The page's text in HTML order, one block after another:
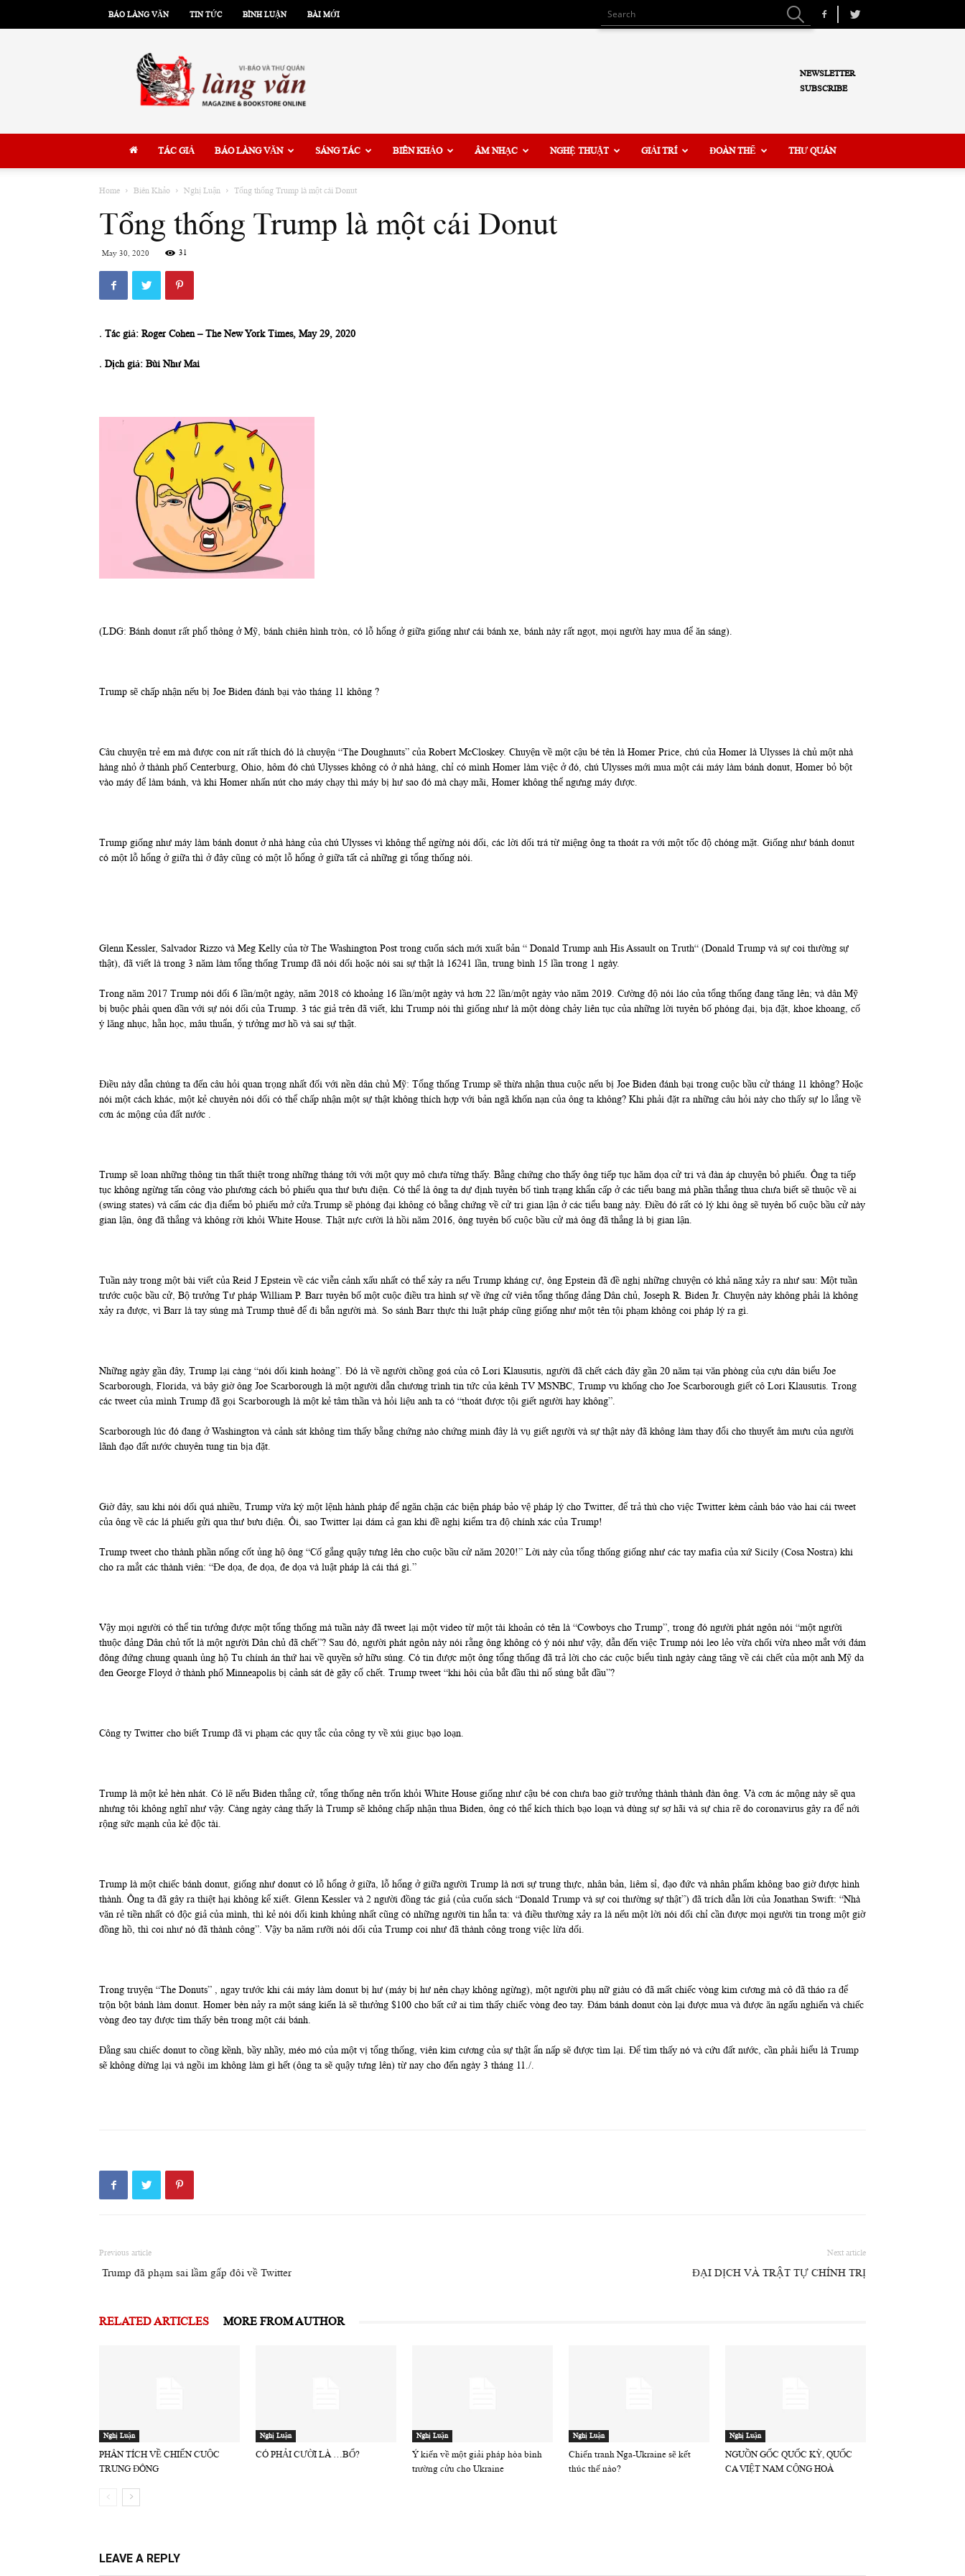
BÁO LÀNG VĂN TIN TỨC BÌNH LUẬN BÀI MỚI
Văn
NEWSLETTER
SUBSCRIBE
TÁC GIẢ BÁO LÀNG VĂN SÁNG TÁC BIÊN KHẢO ÂM NHẠC NGHỆ THUẬT GIẢI TRÍ ĐOÀN THỂ THƯ QUÁN
Home Biên Khảo Nghị Luận Tổng thống Trump là một cái Donut
Tổng thống Trump là một cái Donut
May 30, 2020 31
. Tác giả: Roger Cohen – The New York Times, May 29, 2020
. Dịch giả: Bùi Như Mai
(LDG: Bánh donut rất phổ thông ở Mỹ, bánh chiên hình tròn, có lỗ hổng ở giữa giống như cái bánh xe, bánh này rất ngọt, mọi người hay mua để ăn sáng).
Trump sẽ chấp nhận nếu bị Joe Biden đánh bại vào tháng 11 không ?
Câu chuyện trẻ em mà được con nít rất thích đó là chuyện “The Doughnuts” của Robert McCloskey. Chuyện về một cậu bé tên là Homer Price, chú của Homer là Ulysses là chủ một nhà
hàng nhỏ ở thành phố Centerburg, Ohio, hôm đó chú Ulysses không có ở nhà hàng, chỉ có mình Homer làm việc ở đó, chú Ulysses mới mua một cái máy làm bánh donut, Homer bỏ bột
vào máy để làm bánh, và khi Homer nhấn nút cho máy chạy thì máy bị hư sao đó mà chạy mãi, Homer không thể ngưng máy được.
Trump giống như máy làm bánh donut ở nhà hàng của chú Ulysses vì không thể ngừng nói dối, các lời dối trá từ miệng ông ta thoát ra với một tốc độ chóng mặt. Giống như bánh donut
có một lỗ hổng ở giữa thì ở đây cũng có một lỗ hổng ở giữa tất cả những gì tổng thống nói.
Glenn Kessler, Salvador Rizzo và Meg Kelly của tờ The Washington Post trong cuốn sách mới xuất bản “ Donald Trump anh His Assault on Truth“ (Donald Trump và sự coi thường sự
thật), đã viết là trong 3 năm làm tổng thống Trump đã nói dối hoặc nói sai sự thật là 16241 lần, trung bình 15 lần trong 1 ngày.
Trong năm 2017 Trump nói dối 6 lần/một ngày, năm 2018 có khoảng 16 lần/một ngày và hơn 22 lần/một ngày vào năm 2019. Cường độ nói láo của tổng thống đang tăng lên; và dân Mỹ
bị buộc phải quen dần với sự nói dối của Trump. 3 tác giả trên đã viết, khi Trump nói thì giống như là một dòng chảy liên tục của những lời tuyên bố phóng đại, bịa đặt, khoe khoang, cố
ý lăng nhục, hằn học, mâu thuẩn, ý tưởng mơ hồ và sai sự thật.
Điều này dẫn chúng ta đến câu hỏi quan trọng nhất đối với nền dân chủ Mỹ: Tổng thống Trump sẽ thừa nhận thua cuộc nếu bị Joe Biden đánh bại trong cuộc bầu cử tháng 11 không? Hoặc
nói một cách khác, một kẻ chuyên nói dối có thể chấp nhận một sự thật không thích hợp với bản ngã khốn nạn của ông ta không? Khi phải đặt ra những câu hỏi này cho thấy sự lo lắng về
cơn ác mộng của đất nước .
Trump sẽ loan những thông tin thất thiệt trong những tháng tới với một quy mô chưa từng thấy. Bằng chứng cho thấy ông tiếp tục hăm dọa cử tri và đàn áp chuyện bỏ phiếu. Ông ta tiếp
tục không ngừng tấn công vào phương cách bỏ phiếu qua thư bưu điện. Có thể là ông ta dự định tuyên bố tình trạng khẩn cấp ở các tiểu bang mà phần thắng thua chưa biết sẽ thuộc về ai
(swing states) và cấm các địa điểm bỏ phiếu mở cửa.Trump sẽ phóng đại không có bằng chứng về cử tri gian lận ở các tiểu bang này. Điều đó rất có lý khi ông sẽ tuyên bố cuộc bầu cử này
gian lận, ông đã thắng và không rời khỏi White House. Thật nực cười là hồi năm 2016, ông tuyên bố cuộc bầu cử mà ông đã thắng là bị gian lận.
Tuần này trong một bài viết của Reid J Epstein về các viễn cảnh xấu nhất có thể xảy ra nếu Trump kháng cự, ông Epstein đã đề nghị những chuyện có khả năng xảy ra như sau: Một tuần
trước cuộc bầu cử, Bộ trưởng Tư pháp William P. Barr tuyên bố một cuộc điều tra hình sự về ứng cử viên tổng thống đảng Dân chủ, Joseph R. Biden Jr. Chuyện này không phải là không
xảy ra được, vì Barr là tay súng mà Trump thuê để đi bắn người mà. So sánh Barr thực thi luật pháp cũng giống như một tên tội phạm không coi pháp lý ra gì.
Những ngày gần đây, Trump lại càng “nói dối kinh hoàng”. Đó là về người chồng goá của cô Lori Klausutis, người đã chết cách đây gần 20 năm tại văn phòng của cựu dân biểu Joe
Scarborough, Florida, và bây giờ ông Joe Scarborough là một người dẫn chương trình tin tức của kênh TV MSNBC, Trump vu khống cho Joe Scarborough giết cô Lori Klausutis. Trong
các tweet của mình Trump đã gọi Scarborough là một kẻ tâm thần và hỏi liệu anh ta có “thoát được tội giết người hay không”.
Scarborough lúc đó đang ở Washington và cảnh sát không tìm thấy bằng chứng nào chứng minh đây là vụ giết người và sự thật này đã không làm thay đổi cho thuyết âm mưu của người
lãnh đạo đất nước chuyên tung tin bịa đặt.
Giờ đây, sau khi nói dối quá nhiều, Trump vừa ký một lệnh hành pháp để ngăn chặn các biện pháp bảo vệ pháp lý cho Twitter, để trả thù cho việc Twitter kèm cảnh báo vào hai cái tweet
của ông về các lá phiếu gửi qua thư bưu điện. Ôi, sao Twitter lại dám cả gan khi đề nghị kiểm tra độ chính xác của Trump!
Trump tweet cho thành phần nống cốt ủng hộ ông “Cố gắng quậy tưng lên cho cuộc bầu cử năm 2020!” Lời này của tổng thống giống như các tay mafia của xứ Sicily (Cosa Nostra) khi
cho ra mắt các thành viên: “Đe dọa, đe dọa, đe dọa và luật pháp là cái thá gì.”
Vậy mọi người có thể tin tưởng được một tổng thống mà tuần này đã tweet lại một video từ một tài khoản có tên là “Cowboys cho Trump”, trong đó người phát ngôn nói “một người
thuộc đảng Dân chủ tốt là một người Dân chủ đã chết”? Sau đó, người phát ngôn này nói rằng ông không có ý nói như vậy, dẫn đến việc Trump nói leo lẻo vừa chối vừa nheo mắt với đám
đông đứng chung quanh ủng hộ Tu chính án thứ hai về quyền sở hữu súng. Có tin được một ông tổng thống đã trả lời cho các cuộc biểu tình ngày càng tăng về cái chết của một anh Mỹ da
đen George Floyd ở thành phố Minneapolis bị cảnh sát đè gãy cổ chết. Trump tweet “khi hôi của bắt đầu thì nổ súng bắt đầu”?
Công ty Twitter cho biết Trump đã vi phạm các quy tắc của công ty về xúi giục bạo loạn.
Trump là một kẻ hèn nhát. Có lẽ nếu Biden thắng cử, tổng thống nên trốn khỏi White House giống như cậu bé con chưa bao giờ trưởng thành thành đàn ông. Và cơn ác mộng này sẽ qua
nhưng tôi không nghĩ như vậy. Càng ngày càng thấy là Trump sẽ không chấp nhận thua Biden, ông có thể kích thích bạo loạn và dùng sự sợ hãi và sự chia rẽ do coronavirus gây ra để nới
rộng sức mạnh của kẻ độc tài.
Trump là một chiếc bánh donut, giống như donut có lỗ hổng ở giữa, lỗ hổng ở giữa người Trump là nơi sự trung thực, nhân bản, liêm sỉ, đạo đức và nhân phẩm không bao giờ được hình
thành. Ông ta đã gây ra thiệt hại không kể xiết. Glenn Kessler và 2 người đồng tác giả (của cuốn sách “Donald Trump và sự coi thường sự thật”) đã trích dẫn lời của Jonathan Swift: “Nhà
văn rẻ tiền nhất có độc giả của mình, thì kẻ nói dối kinh khủng nhất cũng có những người tin hắn ta: và điều thường xảy ra là nếu một lời nói dối chỉ cần được mọi người tin trong một giờ
đồng hồ, thì coi như nó đã thành công”. Vậy ba năm rưỡi nói dối của Trump coi như đã thành công trong việc lừa dối.
Trong truyện “The Donuts” , ngay trước khi cái máy làm donut bị hư (máy bị hư nên chạy không ngừng), một người phụ nữ giàu có đã mất chiếc vòng kim cương mà cô đã tháo ra để
trộn bột bánh làm donut. Homer bèn nảy ra một sáng kiến là sẽ thưởng $100 cho bất cứ ai tìm thấy chiếc vòng đeo tay. Đám bánh donut còn lại được mua và được ăn ngấu nghiến và chiếc
vòng đeo tay được tìm thấy bên trong một cái bánh.
Đằng sau chiếc donut to cồng kềnh, bầy nhầy, méo mó của một vị tổng thống, viên kim cương của sự thật ẩn nấp sẽ được tìm lại. Để tìm thấy nó và cứu đất nước, cần phải hiểu là Trump
sẽ không dừng lại và ngồi im không làm gì hết (ông ta sẽ quậy tưng lên) từ nay cho đến ngày 3 tháng 11./.
Previous article
Trump đã phạm sai lầm gấp đôi về Twitter
Next article
ĐẠI DỊCH VÀ TRẬT TỰ CHÍNH TRỊ
RELATED ARTICLES MORE FROM AUTHOR
Nghị Luận
PHÂN TÍCH VỀ CHIẾN CUỘC
TRUNG ĐÔNG
Nghị Luận
CÓ PHẢI CƯỜI LÀ …BỔ?
Nghị Luận
Ý kiến về một giải pháp hòa bình
trường cửu cho Ukraine
Nghị Luận
Chiến tranh Nga-Ukraine sẽ kết
thúc thế nào?
Nghị Luận
NGUỒN GỐC QUỐC KỲ, QUỐC
CA VIỆT NAM CỘNG HOÀ
LEAVE A REPLY